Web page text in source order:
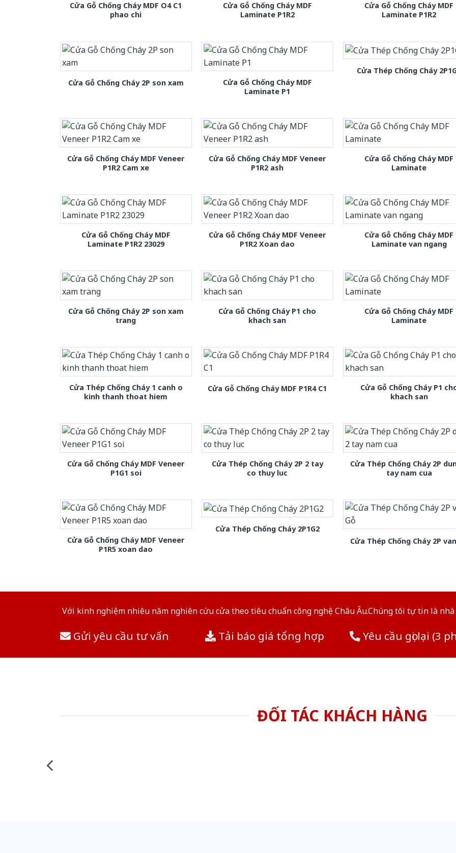
Cửa Gỗ Chống Cháy MDF O4 C1
phao chi
Cửa Gỗ Chống Cháy MDF
Laminate P1R2
Cửa Gỗ Chống Cháy MDF
Laminate P1R2
Cửa Gỗ Chống Cháy 2P son xam
Cửa Gỗ Chống Cháy MDF
Laminate P1
Cửa Thép Chống Cháy
Cửa Gỗ Chống Cháy MDF Veneer
P1R2 Cam xe
Cửa Gỗ Chống Cháy MDF Veneer
P1R2 ash
Cửa Gỗ Chống Cháy MDF
Laminate
Cửa Gỗ Chống Cháy MDF
Laminate P1R2 23029
Cửa Gỗ Chống Cháy MDF Veneer
P1R2 Xoan dao
Cửa Gỗ Chống Cháy MDF
Laminate van ngang
Cửa Gỗ Chống Cháy 2P son xam
trang
Cửa Gỗ Chống Cháy P1 cho
khach san
Cửa Gỗ Chống Cháy MDF
Laminate
Cửa Thép Chống Cháy 1 canh o
kinh thanh thoat hiem
Cửa Gỗ Chống Cháy MDF P1R4 C1
Cửa Gỗ Chống Cháy P1
khach san
Cửa Gỗ Chống Cháy MDF Veneer
P1G1 soi
Cửa Thép Chống Cháy 2P 2 tay
co thuy luc
Cửa Thép Chống Cháy 2P
tay nam cua
Cửa Gỗ Chống Cháy MDF Veneer
P1R5 xoan dao
Cửa Thép Chống Cháy 2P1G2
Cửa Thép Chống Cháy 2P
Với kinh nghiệm nhiêu năm nghiên cứu cửa theo tiêu chuẩn công nghệ Châu Âu.Chúng tôi tự tin là
Gửi yêu cầu tư vấn Tải báo giá tổng hợp Yêu cầu gọi lại (3
ĐỐI TÁC KHÁCH HÀNG